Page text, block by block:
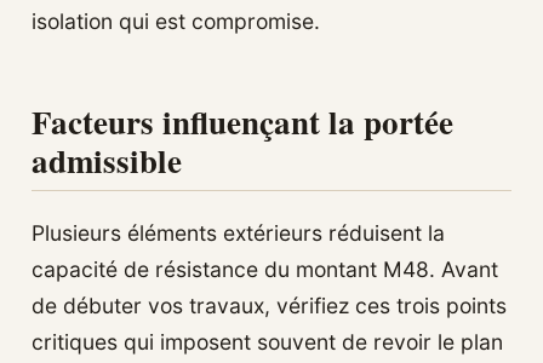
isolation qui est compromise.
Facteurs influençant la portée
admissible
Plusieurs éléments extérieurs réduisent la
capacité de résistance du montant M48. Avant
de débuter vos travaux, vérifiez ces trois points
critiques qui imposent souvent de revoir le plan